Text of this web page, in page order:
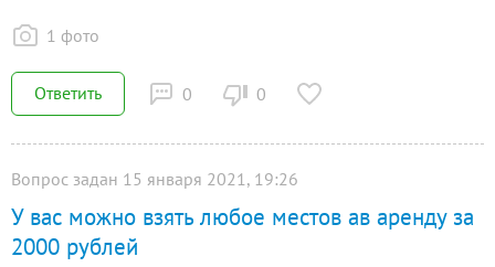
1 фото
Ответить 0 0
Вопрос задан 15 января 2021, 19:26
У вас можно взять любое местов ав аренду за
2000 рублей